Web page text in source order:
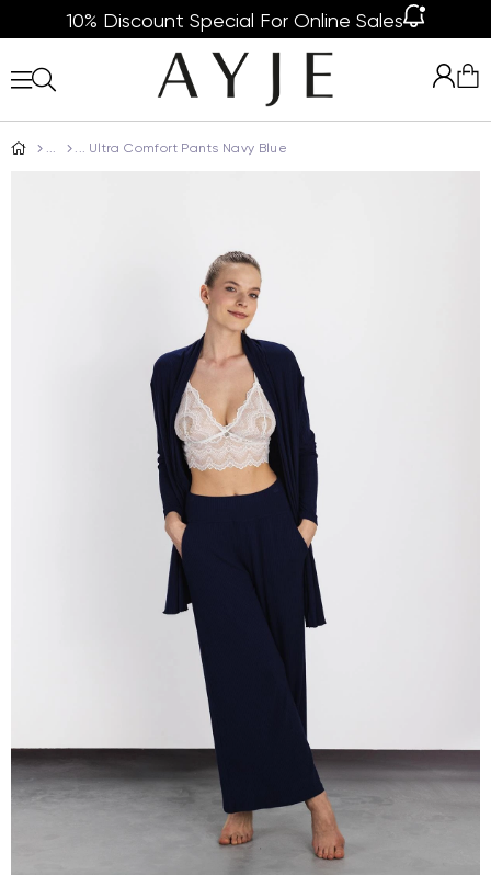
10% Discount Special For Online Sales
Ultra Comfort Pants Navy Blue